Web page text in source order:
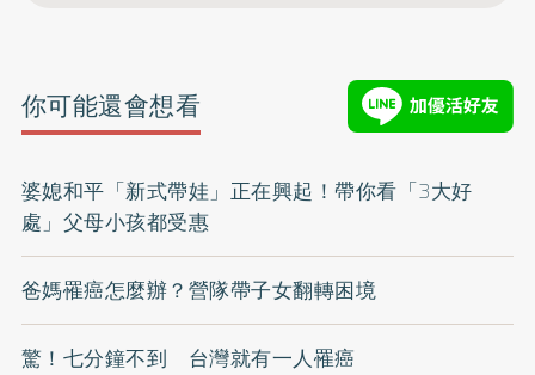
你可能還會想看
婆媳和平「新式帶娃」正在興起！帶你看「3大好
處」父母小孩都受惠
爸媽罹癌怎麼辦？營隊帶子女翻轉困境
驚！七分鐘不到 台灣就有一人罹癌